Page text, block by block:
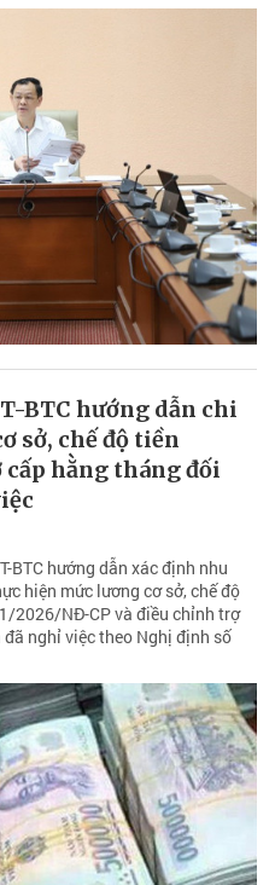
BTC hướng dẫn chi
sở, chế độ tiền
hằng tháng đối
BTC hướng dẫn xác định nhu
hiện mức lương cơ sở, chế độ
2026/NĐ-CP và điều chỉnh trợ
nghỉ việc theo Nghị định số